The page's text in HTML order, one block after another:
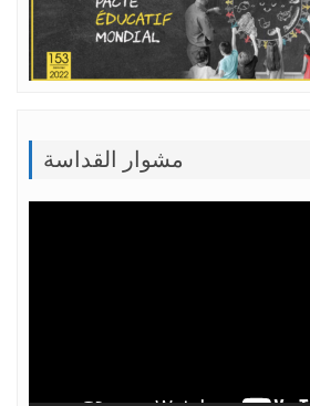
مشوار القداسة